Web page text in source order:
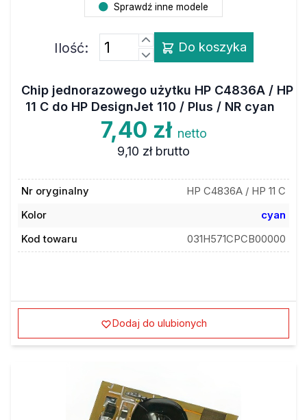
Sprawdź inne modele
Ilość: Do koszyka
Chip jednorazowego użytku HP C4836A / HP
11 C do HP DesignJet 110 / Plus / NR cyan
7,40 zł netto
9,10 zł brutto
Nr oryginalny
HP C4836A / HP 11 C
Kolor
cyan
Kod towaru
031H571CPCB00000
Dodaj do ulubionych